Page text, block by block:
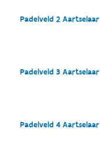
Padelveld 2 Aartselaar
Padelveld 3 Aartselaar
Padelveld 4 Aartselaar